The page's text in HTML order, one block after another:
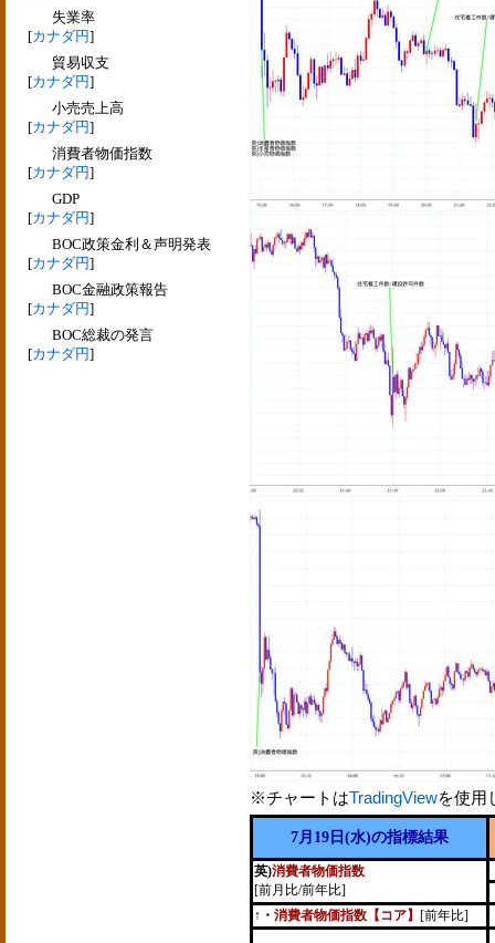
失業率
[カナダ円]
貿易収支
[カナダ円]
小売売上高
[カナダ円]
消費者物価指数
[カナダ円]
GDP
[カナダ円]
BOC政策金利＆声明発表
[カナダ円]
BOC金融政策報告
[カナダ円]
BOC総裁の発言
[カナダ円]
※チャートはTradingViewを使用
7月19日(水)の指標結果
英)消費者物価指数
[前月比/前年比]
↑・ 消費者物価指数【コア】 [前年比]